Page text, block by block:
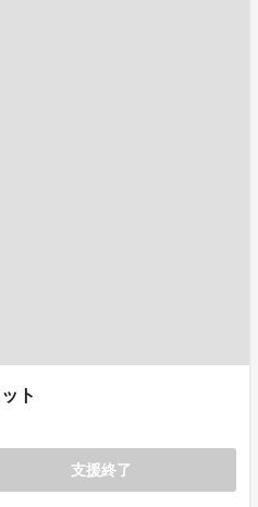
ト
支援終了